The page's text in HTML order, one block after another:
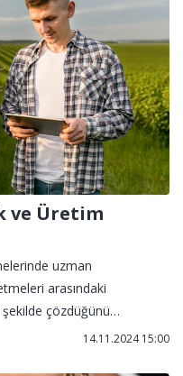
ve Üretim
uzman
arasındaki
şekilde çözdüğünü
uzmanlık gerektiren bu
14.11.2024 15:00